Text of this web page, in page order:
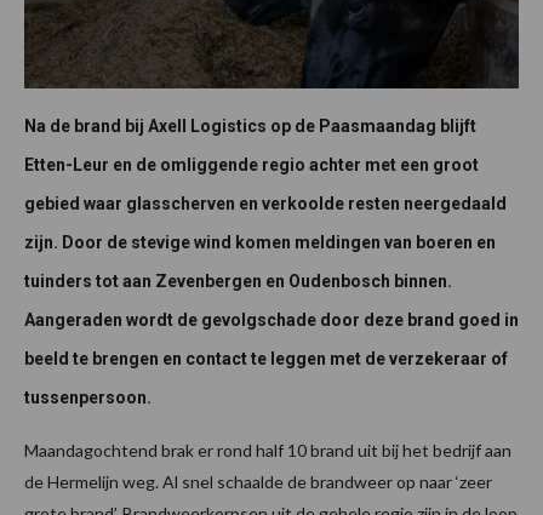
Na de brand bij Axell Logistics op de Paasmaandag blijft
Etten-Leur en de omliggende regio achter met een groot
gebied waar glasscherven en verkoolde resten neergedaald
zijn. Door de stevige wind komen meldingen van boeren en
tuinders tot aan Zevenbergen en Oudenbosch binnen.
Aangeraden wordt de gevolgschade door deze brand goed in
beeld te brengen en contact te leggen met de verzekeraar of
tussenpersoon.
Maandagochtend brak er rond half 10 brand uit bij het bedrijf aan
de Hermelijn weg. Al snel schaalde de brandweer op naar ‘zeer